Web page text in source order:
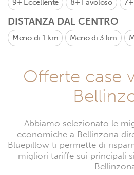
9+ Eccellente 8+ Favoloso 7+
DISTANZA DAL CENTRO
Meno di 1 km Meno di 3 km
Offerte case
Abbiamo selezionato le
economiche a Bellinzona
Bluepillow ti permette di
migliori tariffe sui principali